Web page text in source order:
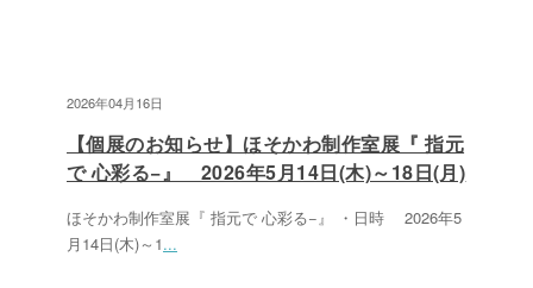
2026年04月16日
【個展のお知らせ】ほそかわ制作室展『 指元
で 心彩る−』 2026年5月14日(木)～18日(月)
ほそかわ制作室展『 指元で 心彩る−』 ・日時 2026年5
月14日(木)～1...